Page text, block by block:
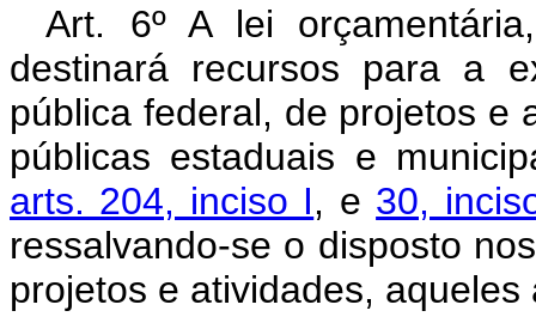
Art. 6º A lei
destinará recursos para a
pública federal, de projetos e
públicas estaduais e
arts. 204, inciso I, e 30,
ressalvando-se o disposto
projetos e atividades,